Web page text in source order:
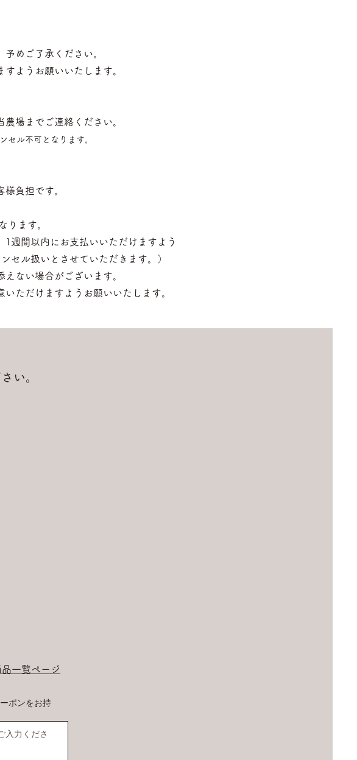
予めご了承ください。
すようお願いいたします。
農場までご連絡ください。
セル不可となります。
負担です。
ります。
間以内にお支払いいただけますよう
ル扱いとさせていただきます。）
ない場合がございます。
ただけますようお願いいたします。
い。
ポンをお持
品一覧ページ